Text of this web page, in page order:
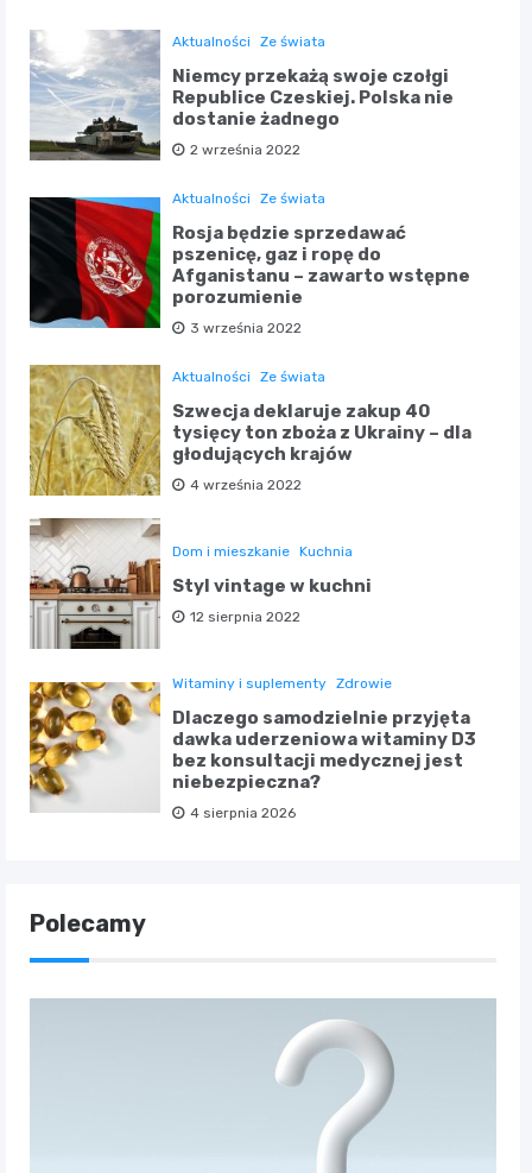
Aktualności Ze świata
Niemcy przekażą swoje czołgi
Republice Czeskiej. Polska nie
dostanie żadnego
2 września 2022
Aktualności Ze świata
Rosja będzie sprzedawać
pszenicę, gaz i ropę do
Afganistanu – zawarto wstępne
porozumienie
3 września 2022
Aktualności Ze świata
Szwecja deklaruje zakup 40
tysięcy ton zboża z Ukrainy – dla
głodujących krajów
4 września 2022
Dom i mieszkanie Kuchnia
Styl vintage w kuchni
12 sierpnia 2022
Witaminy i suplementy Zdrowie
Dlaczego samodzielnie przyjęta
dawka uderzeniowa witaminy D3
bez konsultacji medycznej jest
niebezpieczna?
4 sierpnia 2026
Polecamy